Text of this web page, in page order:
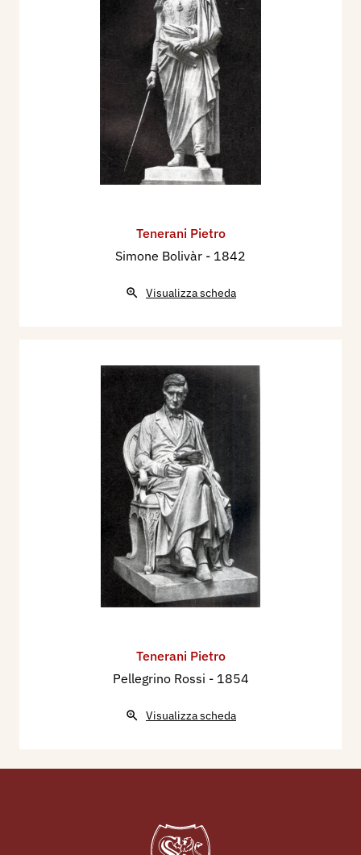
Tenerani Pietro
Simone Bolivàr - 1842
Visualizza scheda
Tenerani Pietro
Pellegrino Rossi - 1854
Visualizza scheda